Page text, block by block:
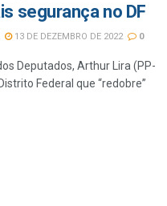
segurança no DF
13 DE DEZEMBRO DE 2022 0
Deputados, Arthur Lira (PP-
Federal que “redobre”